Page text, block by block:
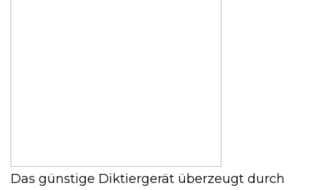
Das günstige Diktiergerät überzeugt durch